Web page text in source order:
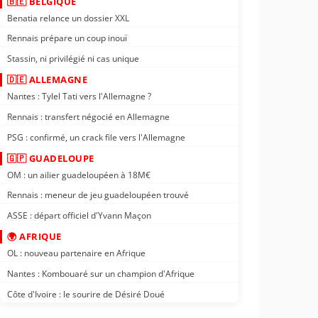
Benatia relance un dossier XXL
Rennais prépare un coup inouï
Stassin, ni privilégié ni cas unique
🇩🇪 ALLEMAGNE
Nantes : Tylel Tati vers l'Allemagne ?
Rennais : transfert négocié en Allemagne
PSG : confirmé, un crack file vers l'Allemagne
🇬🇵 GUADELOUPE
OM : un ailier guadeloupéen à 18M€
Rennais : meneur de jeu guadeloupéen trouvé
ASSE : départ officiel d'Yvann Maçon
🌍 AFRIQUE
OL : nouveau partenaire en Afrique
Nantes : Kombouaré sur un champion d'Afrique
Côte d'Ivoire : le sourire de Désiré Doué